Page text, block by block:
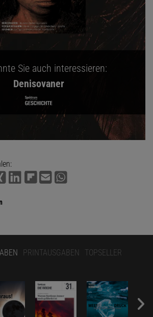
Sie auch interessieren:
Denisovaner
PRINTAUSGABEN TOPSELLER